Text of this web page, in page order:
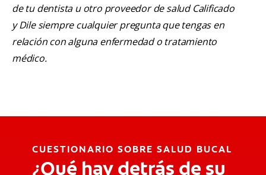
de tu dentista u otro proveedor de salud Calificado
y Dile siempre cualquier pregunta que tengas en
relación con alguna enfermedad o tratamiento
médico.
CUESTIONARIO SOBRE SALUD BUCAL
¿Qué hay detrás de su